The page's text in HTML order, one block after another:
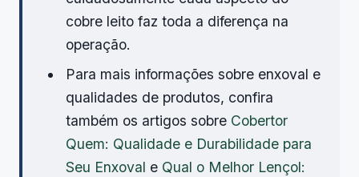
cobre leito faz toda a diferença na
operação.
Para mais informações sobre enxoval e
qualidades de produtos, confira
também os artigos sobre Cobertor
Quem: Qualidade e Durabilidade para
Seu Enxoval e Qual o Melhor Lençol: